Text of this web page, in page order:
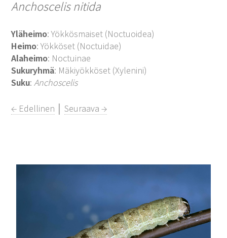
Anchoscelis nitida
Yläheimo: Yökkösmaiset (Noctuoidea)
Heimo: Yökköset (Noctuidae)
Alaheimo: Noctuinae
Sukuryhmä: Mäkiyökköset (Xylenini)
Suku:Anchoscelis
← Edellinen │Seuraava →